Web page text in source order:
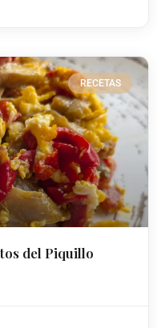
RECETAS
del Piquillo